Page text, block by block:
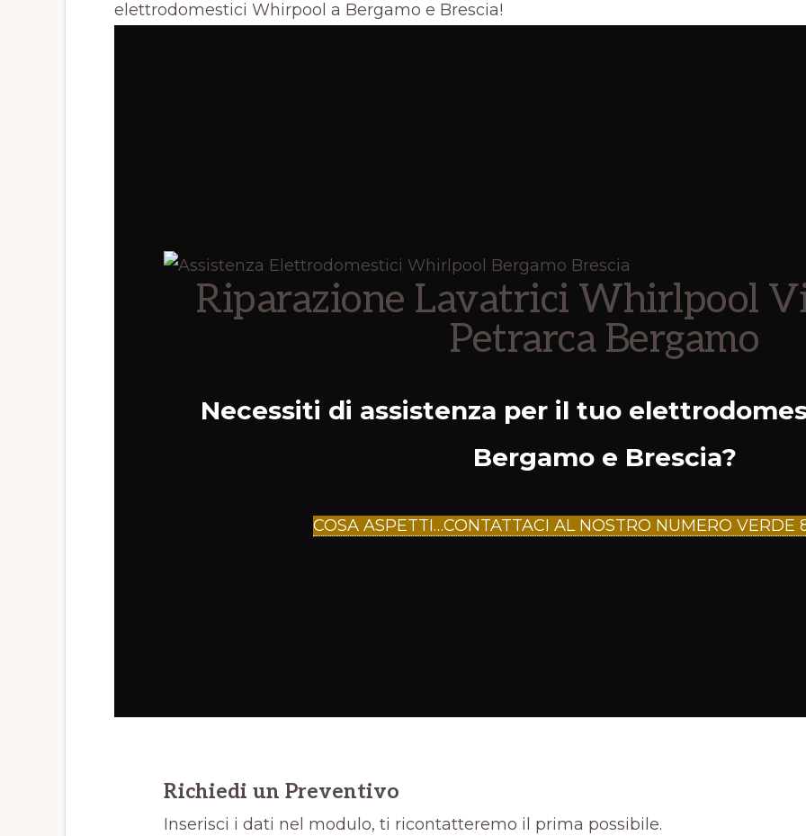
elettrodomestici Whirpool a Bergamo e Brescia!
Riparazione Lavatrici Whirlpool
Petrarca Bergamo
Necessiti di assistenza per il tuo
Bergamo e Brescia?
COSA ASPETTI…CONTATTACI AL NOSTRO NUMERO VERDE
Richiedi un Preventivo
Inserisci i dati nel modulo, ti ricontatteremo il prima possibile.